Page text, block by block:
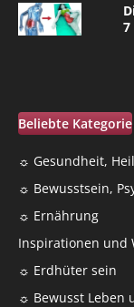
7
Beliebte Kategorie
☼ Gesundheit,
☼ Bewusstsein,
☼ Ernährung
Inspirationen und
☼ Erdhüter sein
☼ Bewusst Leben